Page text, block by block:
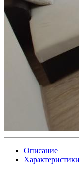
Описание
Характеристики